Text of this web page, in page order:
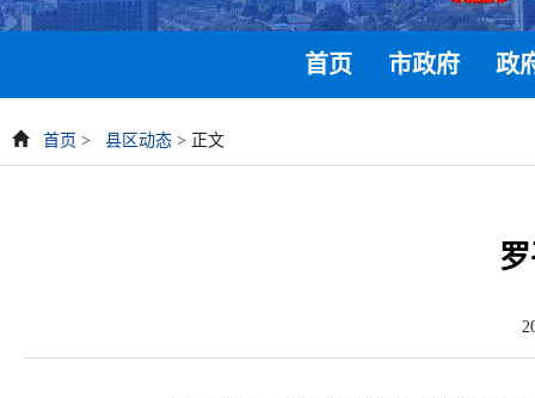
首页 市政府 政
首页 > 县区动态 > 正文